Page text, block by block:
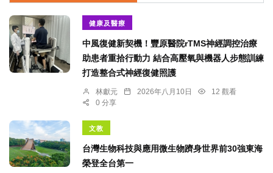
健康及醫療
中風復健新契機！豐原醫院rTMS神經調控治療
助患者重拾行動力 結合高壓氧與機器人步態訓練
打造整合式神經復健照護
林獻元 2026年八月10日
12 觀看
0 分享
文教
台灣生物科技與應用微生物躋身世界前30強東海
榮登全台第一